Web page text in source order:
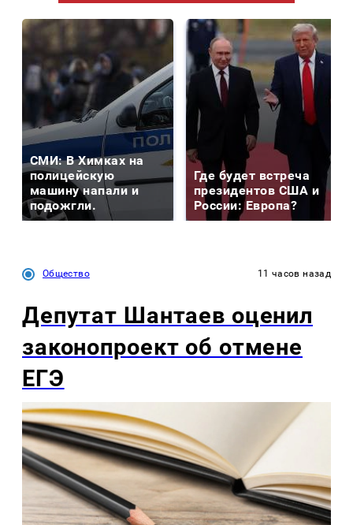
СМИ: В Химках на
полицейскую
машину напали и
подожгли.
Где будет встреча
президентов США и
России: Европа?
Общество 11 часов назад
Депутат Шантаев оценил
законопроект об отмене
ЕГЭ